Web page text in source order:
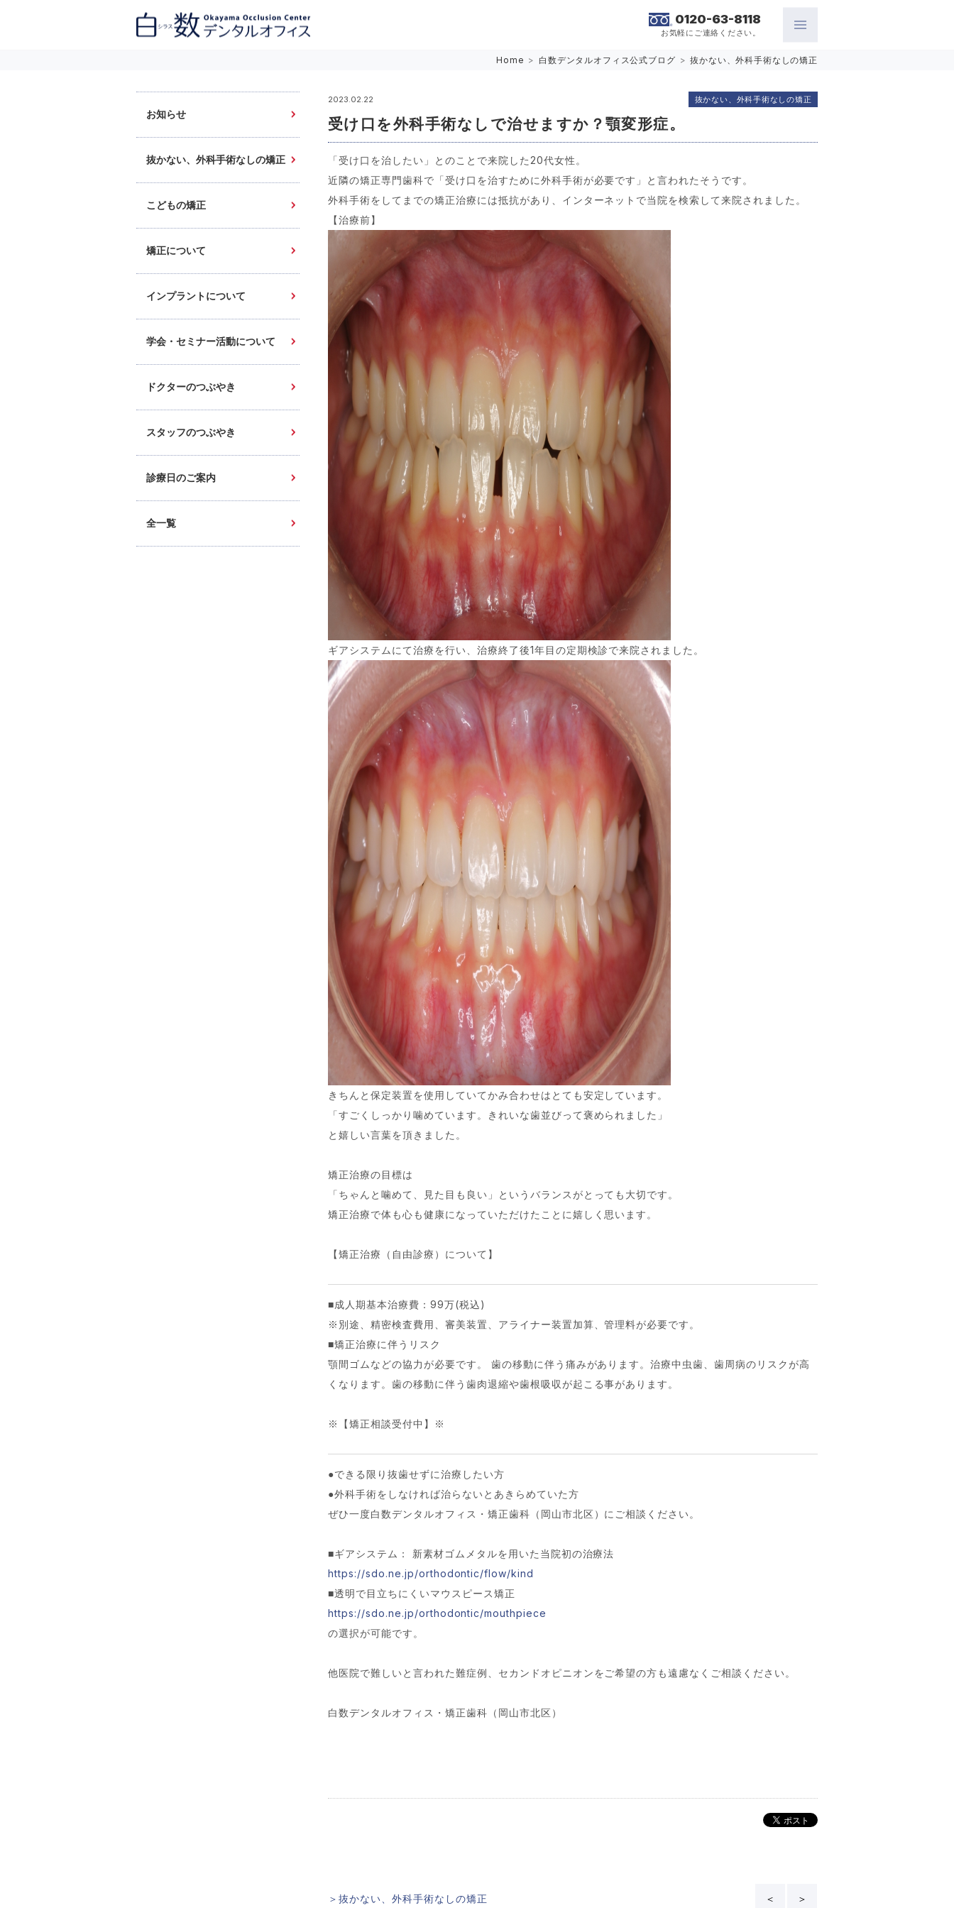
0120-63-8118
お気軽にご連絡ください。
Home > 白数デンタルオフィス公式ブログ > 抜かない、外科手術なしの矯正
2023.02.22
受け口を外科手術なしで治せますか？顎変形症。
抜かない、外科手術なしの矯正
「受け口を治したい」とのことで来院した20代女性。
近隣の矯正専門歯科で「受け口を治すために外科手術が必要です」と言われたそうです。
外科手術をしてまでの矯正治療には抵抗があり、インターネットで当院を検索して来院されました。
【治療前】
ギアシステムにて治療を行い、治療終了後1年目の定期検診で来院されました。
きちんと保定装置を使用していてかみ合わせはとても安定しています。
「すごくしっかり噛めています。きれいな歯並びって褒められました」
と嬉しい言葉を頂きました。
矯正治療の目標は
「ちゃんと噛めて、見た目も良い」というバランスがとっても大切です。
矯正治療で体も心も健康になっていただけたことに嬉しく思います。
【矯正治療（自由診療）について】
■成人期基本治療費：99万(税込)
※別途、精密検査費用、審美装置、アライナー装置加算、管理料が必要です。
■矯正治療に伴うリスク
顎間ゴムなどの協力が必要です。 歯の移動に伴う痛みがあります。治療中虫歯、歯周病のリスクが高
くなります。歯の移動に伴う歯肉退縮や歯根吸収が起こる事があります。
※【矯正相談受付中】※
●できる限り抜歯せずに治療したい方
●外科手術をしなければ治らないとあきらめていた方
ぜひ一度白数デンタルオフィス・矯正歯科（岡山市北区）にご相談ください。
■ギアシステム： 新素材ゴムメタルを用いた当院初の治療法
https://sdo.ne.jp/orthodontic/flow/kind
■透明で目立ちにくいマウスピース矯正
https://sdo.ne.jp/orthodontic/mouthpiece
の選択が可能です。
他医院で難しいと言われた難症例、セカンドオピニオンをご希望の方も遠慮なくご相談ください。
白数デンタルオフィス・矯正歯科（岡山市北区）
＞抜かない、外科手術なしの矯正 ＜ ＞
お知らせ
抜かない、外科手術なしの矯正
こどもの矯正
矯正について
インプラントについて
学会・セミナー活動について
ドクターのつぶやき
スタッフのつぶやき
診療日のご案内
全一覧